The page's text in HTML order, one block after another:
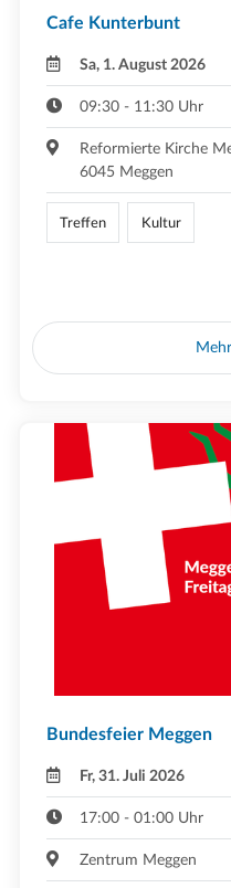
Cafe Kunterbunt
Sa, 1. August 2026
09:30 - 11:30 Uhr
Reformierte Kirche
6045 Meggen
Treffen Kultur
Bundesfeier Meggen
Fr, 31. Juli 2026
17:00 - 01:00 Uhr
Zentrum Meggen